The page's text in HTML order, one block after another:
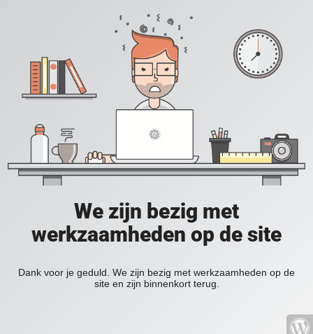
We zijn bezig met
werkzaamheden op de site
Dank voor je geduld. We zijn bezig met werkzaamheden op de
site en zijn binnenkort terug.